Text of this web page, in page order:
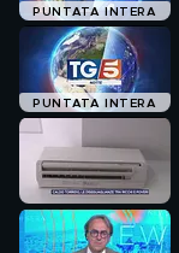
PUNTATA INTERA
PUNTATA INTERA